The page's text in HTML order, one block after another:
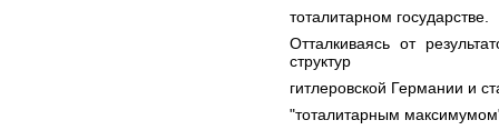
тоталитарном государстве.
Отталкиваясь от
структур
гитлеровской Германии и
"тоталитарным